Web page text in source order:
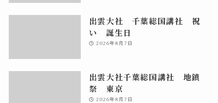
出雲大社 千葉総国講社 祝
い 誕生日
2026年8月7日
出雲大社千葉総国講社 地鎮
祭 東京
2026年8月7日